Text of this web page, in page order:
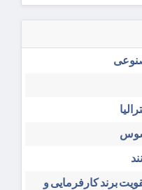
برند کارفرمایی و